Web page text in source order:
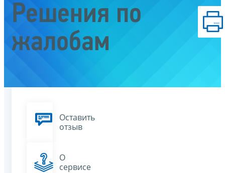
Решения по
жалобам
Оставить
отзыв
О
сервисе